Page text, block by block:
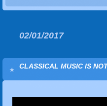
02/01/2017
CLASSICAL MUSIC IS